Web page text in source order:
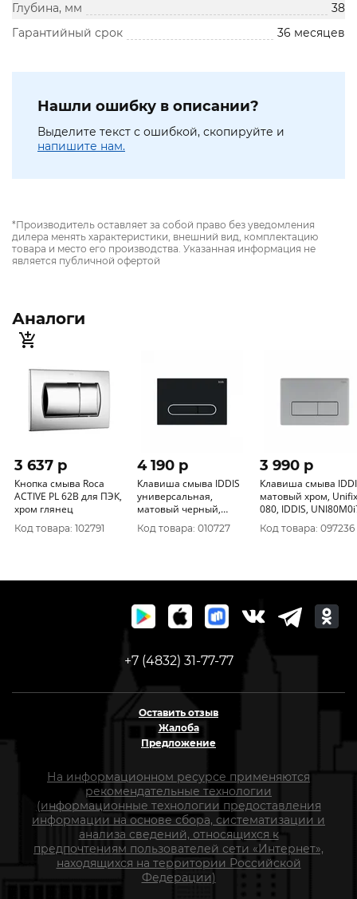
Глубина, мм
38
Гарантийный срок
36 месяцев
Нашли ошибку в описании?
Выделите текст с ошибкой, скопируйте и
напишите нам.
*Производитель оставляет за собой право без уведомления
дилера менять характеристики, внешний вид, комплектацию
товара и место его производства. Указанная информация не
является публичной офертой
Аналоги
3 637 p
Кнопка смыва Roca
ACTIVE PL 62B для ПЭК,
хром глянец
Код товара: 102791
4 190 p
Клавиша смыва IDDIS
универсальная,
матовый черный,
Unifix, 071 UNI71MBi7
Код товара: 010727
3 990 p
Клавиша смыва
матовый хром, Unifix,
080, IDDIS,
Код товара: 097236
+7 (4832) 31-77-77
Оставить отзыв
Жалоба
Предложение
На информационном ресурсе применяются
рекомендательные технологии
(информационные технологии предоставления
информации на основе сбора, систематизации и
анализа сведений, относящихся к
предпочтениям пользователей сети «Интернет»,
находящихся на территории Российской
Федерации)